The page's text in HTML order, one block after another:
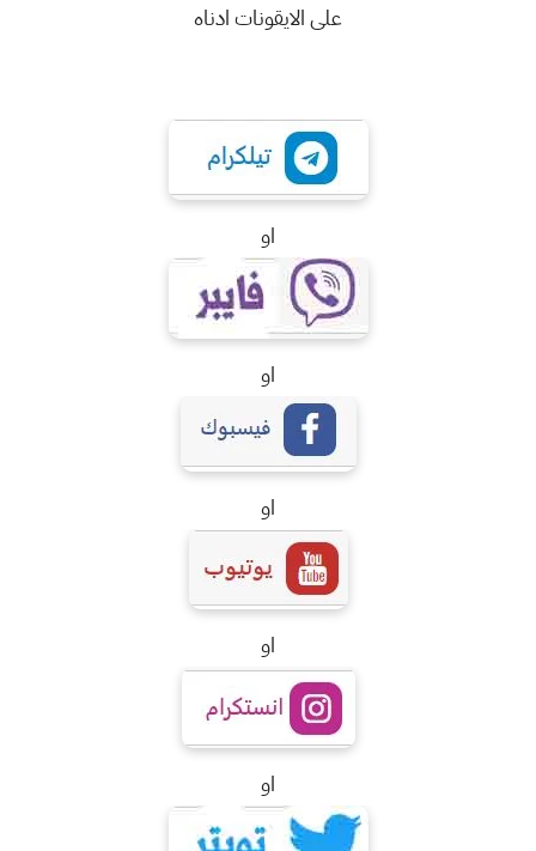
على الايقونات ادناه
او
او
او
او
او